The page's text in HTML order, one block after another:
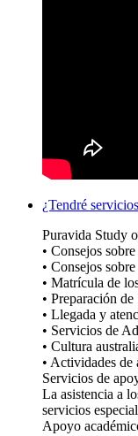
¿Tendré
Puravida Study
• Consejos
• Consejos
• Matrícula de
• Preparación de
• Llegada y
• Servicios de
• Cultura
• Actividades de
Servicios de
La asistencia a
servicios
Apoyo